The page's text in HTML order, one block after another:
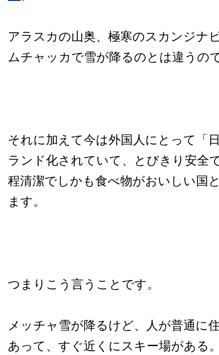
アラスカの山奥、極寒のスカンジナ
ムチャッカで雪が降るのとは違うの
それに加えて今は外国人にとって「
ランド化されていて、とびきり安全
程清潔でしかも食べ物がおいしい国
ます。
つまりこう言うことです。
メッチャ雪が降るけど、人が普通に
あって、すぐ近くにスキー場がある